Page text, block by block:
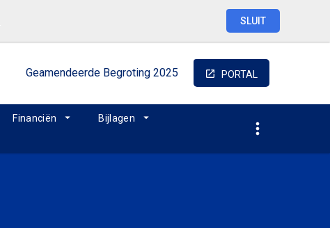
SLUIT
Geamendeerde Begroting 2025 PORTAL
Financiën
Bijlagen